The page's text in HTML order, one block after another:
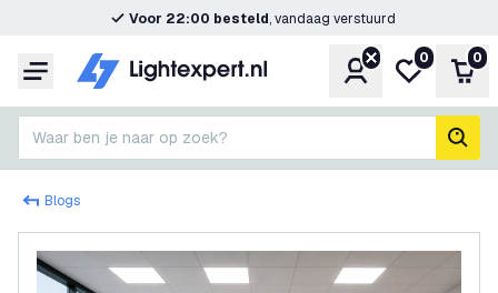
Voor 22:00 besteld, vandaag verstuurd
Menu Account
Mijn
0 0
Waar ben je naar op zoek?
Blogs